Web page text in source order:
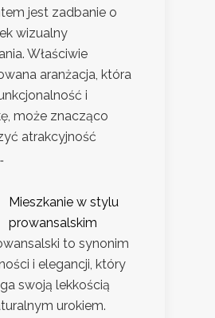
jest zadbanie o
wizualny
Właściwie
aranżacja, która
i
może znacząco
atrakcyjność
Mieszkanie w stylu
prowansalskim
to synonim
i elegancji, który
swoją lekkością
urokiem.